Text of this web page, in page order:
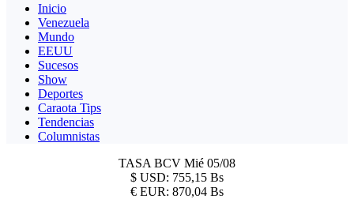
Inicio
Venezuela
Mundo
EEUU
Sucesos
Show
Deportes
Caraota Tips
Tendencias
Columnistas
TASA BCV Mié 05/08
$ USD: 755,15 Bs
€ EUR: 870,04 Bs